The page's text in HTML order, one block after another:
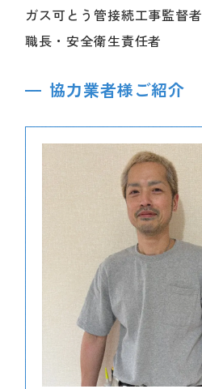
ガス可とう管接続工事監督者
職長・安全衛生責任者
協力業者様ご紹介